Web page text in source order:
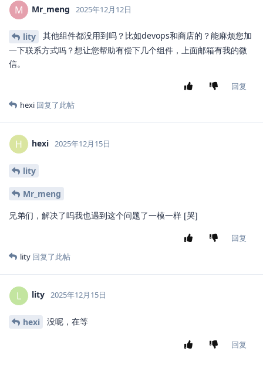
M Mr_meng 2025年12月12日
lity
其他组件都没用到吗？比如devops和商店的？能麻烦您加
一下联系方式吗？想让您帮助有偿下几个组件，上面邮箱有我的微
信。
回复
hexi 回复了此帖
H hexi 2025年12月15日
lity
Mr_meng
兄弟们，解决了吗我也遇到这个问题了一模一样 [哭]
回复
lity 回复了此帖
L lity 2025年12月15日
hexi 没呢，在等
回复